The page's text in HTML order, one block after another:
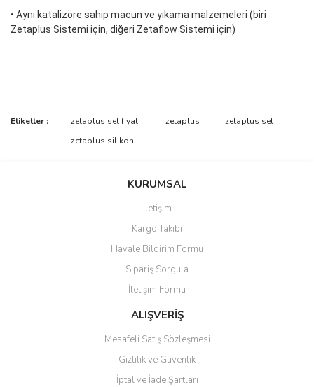
• Aynı katalizöre sahip macun ve yıkama malzemeleri (biri
Zetaplus Sistemi için, diğeri Zetaflow Sistemi için)
Bu ürüne ilk yorumu siz yapın!
Yorum Yaz
Bu ürünün fiyat bilgisi, resim, ürün açıklamalarında ve diğer
tarafımıza iletebilirsiniz.
Ürün açıklamasında eksik bilgiler bulunuyor.
Ürün bilgilerinde hatalar bulunuyor.
Ürün fiyatı diğer sitelerden daha pahalı.
Bu ürüne benzer farklı alternatifler olmalı.
Gönder
Etiketler : zetaplus set fiyatı zetaplus
zetaplus set
zetaplus silikon
KURUMSAL
İletişim
Kargo Takibi
Havale Bildirim Formu
Sipariş Sorgula
İletişim Formu
ALIŞVERİŞ
Mesafeli Satış Sözleşmesi
Gizlilik ve Güvenlik
İptal ve İade Şartları